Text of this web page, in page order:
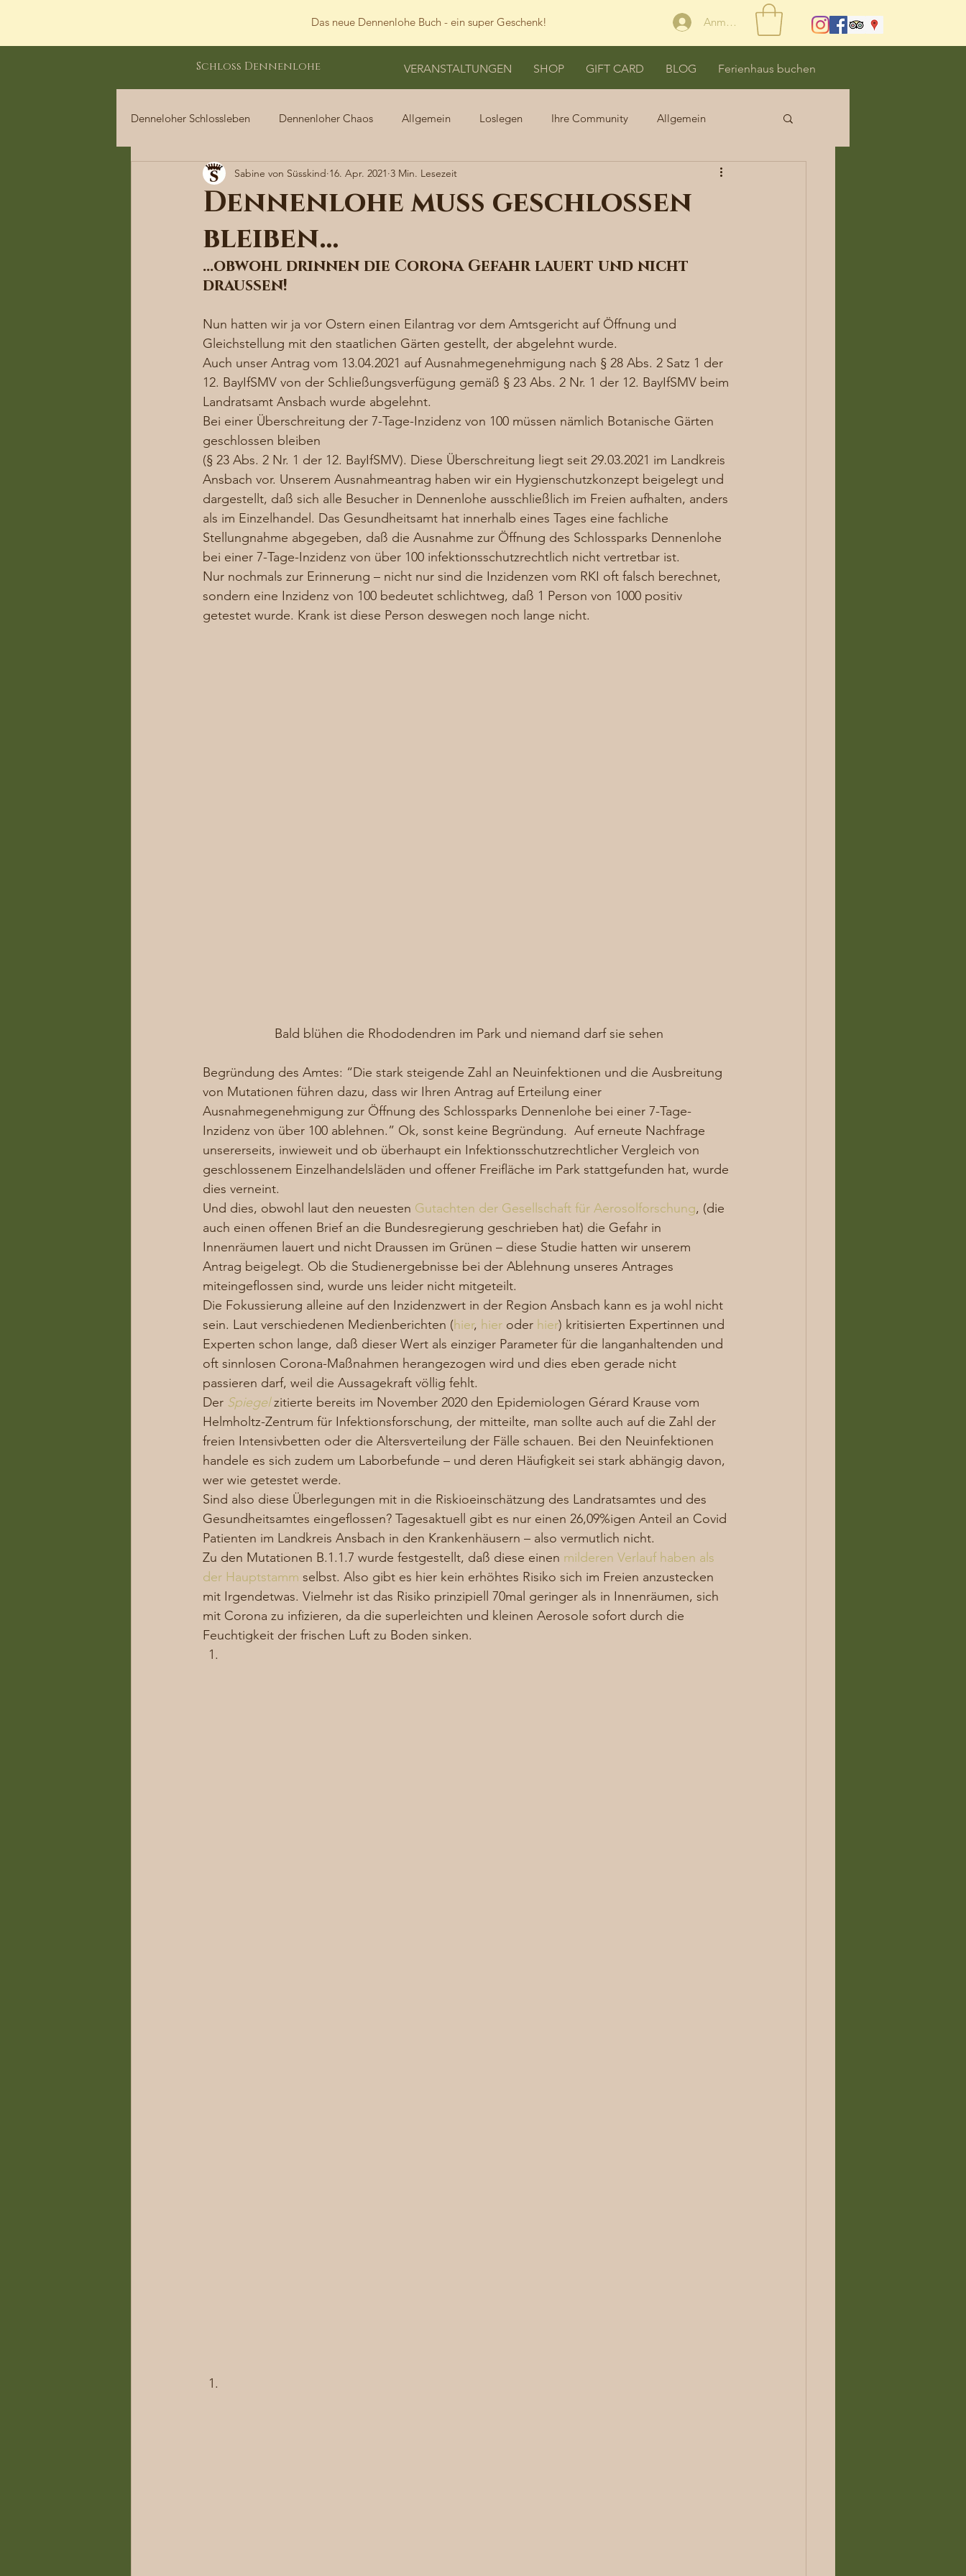
Das neue Dennenlohe Buch - ein super Geschenk! Anmelden
Schloss Dennenlohe VERANSTALTUNGEN SHOP GIFT CARD BLOG Ferienhaus buchen
Denneloher Schlossleben Dennenloher Chaos Allgemein Loslegen Ihre Community Allgemein
Dennenloher Schlossleben
Dennenlohe muß geschlossen
bleiben…
Sabine von Süsskind 16. Apr. 2021 3 Min. Lesezeit
…obwohl drinnen die Corona Gefahr lauert und nicht
draußen!
Nun hatten wir ja vor Ostern einen Eilantrag vor dem Amtsgericht auf Öffnung und
Gleichstellung mit den staatlichen Gärten gestellt, der abgelehnt wurde.
Auch unser Antrag vom 13.04.2021 auf Ausnahmegenehmigung nach § 28 Abs. 2 Satz 1 der
12. BayIfSMV von der Schließungsverfügung gemäß § 23 Abs. 2 Nr. 1 der 12. BayIfSMV beim
Landratsamt Ansbach wurde abgelehnt.
Bei einer Überschreitung der 7-Tage-Inzidenz von 100 müssen nämlich Botanische Gärten
geschlossen bleiben
(§ 23 Abs. 2 Nr. 1 der 12. BayIfSMV). Diese Überschreitung liegt seit 29.03.2021 im Landkreis
Ansbach vor. Unserem Ausnahmeantrag haben wir ein Hygienschutzkonzept beigelegt und
dargestellt, daß sich alle Besucher in Dennenlohe ausschließlich im Freien aufhalten, anders
als im Einzelhandel. Das Gesundheitsamt hat innerhalb eines Tages eine fachliche
Stellungnahme abgegeben, daß die Ausnahme zur Öffnung des Schlossparks Dennenlohe
bei einer 7-Tage-Inzidenz von über 100 infektionsschutzrechtlich nicht vertretbar ist.
Nur nochmals zur Erinnerung – nicht nur sind die Inzidenzen vom RKI oft falsch berechnet,
sondern eine Inzidenz von 100 bedeutet schlichtweg, daß 1 Person von 1000 positiv
getestet wurde. Krank ist diese Person deswegen noch lange nicht.
Bald blühen die Rhododendren im Park und niemand darf sie sehen
Begründung des Amtes: “Die stark steigende Zahl an Neuinfektionen und die Ausbreitung
von Mutationen führen dazu, dass wir Ihren Antrag auf Erteilung einer
Ausnahmegenehmigung zur Öffnung des Schlossparks Dennenlohe bei einer 7-Tage-
Inzidenz von über 100 ablehnen.” Ok, sonst keine Begründung.  Auf erneute Nachfrage
unsererseits, inwieweit und ob überhaupt ein Infektionsschutzrechtlicher Vergleich von
geschlossenem Einzelhandelsläden und offener Freifläche im Park stattgefunden hat, wurde
dies verneint.
Und dies, obwohl laut den neuesten Gutachten der Gesellschaft für Aerosolforschung, (die
auch einen offenen Brief an die Bundesregierung geschrieben hat) die Gefahr in
Innenräumen lauert und nicht Draussen im Grünen – diese Studie hatten wir unserem
Antrag beigelegt. Ob die Studienergebnisse bei der Ablehnung unseres Antrages
miteingeflossen sind, wurde uns leider nicht mitgeteilt.
Die Fokussierung alleine auf den Inzidenzwert in der Region Ansbach kann es ja wohl nicht
sein. Laut verschiedenen Medienberichten (hier, hier oder hier) kritisierten Expertinnen und
Experten schon lange, daß dieser Wert als einziger Parameter für die langanhaltenden und
oft sinnlosen Corona-Maßnahmen herangezogen wird und dies eben gerade nicht
passieren darf, weil die Aussagekraft völlig fehlt.
Der Spiegel zitierte bereits im November 2020 den Epidemiologen Gérard Krause vom
Helmholtz-Zentrum für Infektionsforschung, der mitteilte, man sollte auch auf die Zahl der
freien Intensivbetten oder die Altersverteilung der Fälle schauen. Bei den Neuinfektionen
handele es sich zudem um Laborbefunde – und deren Häufigkeit sei stark abhängig davon,
wer wie getestet werde.
Sind also diese Überlegungen mit in die Riskioeinschätzung des Landratsamtes und des
Gesundheitsamtes eingeflossen? Tagesaktuell gibt es nur einen 26,09%igen Anteil an Covid
Patienten im Landkreis Ansbach in den Krankenhäusern – also vermutlich nicht.
Zu den Mutationen B.1.1.7 wurde festgestellt, daß diese einen milderen Verlauf haben als
der Hauptstamm selbst. Also gibt es hier kein erhöhtes Risiko sich im Freien anzustecken
mit Irgendetwas. Vielmehr ist das Risiko prinzipiell 70mal geringer als in Innenräumen, sich
mit Corona zu infizieren, da die superleichten und kleinen Aerosole sofort durch die
Feuchtigkeit der frischen Luft zu Boden sinken.